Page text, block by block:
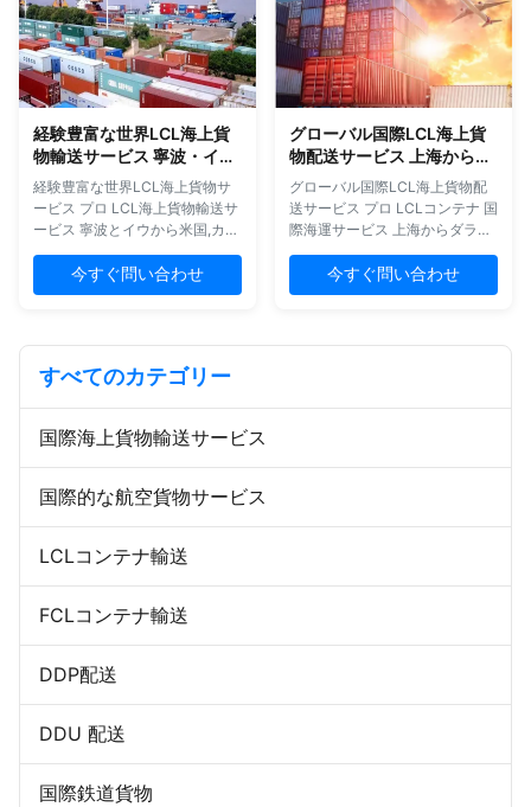
海上貨物 清算と関税支払いの処
理を完了する 中国 倉庫と貯蔵ソ
リューション 複数のサプライヤ
ーの出荷を統合する アマゾンの
基準に従ってFBAラベルの適用
再包装サービス アマゾンFBAの
複数の倉庫への分割貨物配送 ア
メリカ全域のFBA倉庫 (約70の
場所) に配達 ...
ッショナルな再包装 複数の
Amazon FBA倉庫への配送のた
めの分割出荷 アメリカ全土で約
70のFBA倉庫に配達 貿易保証 航
海管理 ISFの申告と債券の購入
わたしたち の サービス ポート
フォリオ 完全な物流チェーン:ピ
ックアップ,LCL,FCL...
経験豊富な世界LCL海上貨
物輸送サービス 寧波・イウ
アメリカ カナダ ヨーロッパ
経験豊富な世界LCL海上貨物サ
ービス プロ LCL海上貨物輸送サ
ービス 寧波とイウから米国,カナ
ダ,ヨーロッパへ 総合的な物流ソ
リューション サービス 特徴 複
数のサプライヤーからの商品を
書類,関税清算,輸送保険 日々の
門サービスです 発送者及び受領
者の情報の機密性の保護 迅速な
フィードバックを伴うプロフェ
ッショナル・ポスト・シフト・
カスタマーサービス 競争力のあ
る料金とサービスレベルを持つ
複数のルートオプション 費用対
効果の高いソリューションで ...
今すぐ問い合わせ
グローバル国際LCL海上貨
物配送サービス 上海からダ
ラスオークランドサンホセ
グローバル国際LCL海上貨物配
送サービス プロ LCLコンテナ 国
際海運サービス 上海からダラス,
オークランド,サンホセ サービス
概要 複数のサプライヤーの商品
を集めて 倉庫や関税施設のコン
ス 真の発送者と受領者の情報を
フィードバックを提供するプロ
プション 費用対...
今すぐ問い合わせ
すべてのカテゴリー
国際海上貨物輸送サービス
国際的な航空貨物サービス
LCLコンテナ輸送
FCLコンテナ輸送
DDP配送
DDU 配送
国際鉄道貨物